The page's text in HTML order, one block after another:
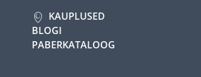
KAUPLUSED
BLOGI
PABERKATALOOG